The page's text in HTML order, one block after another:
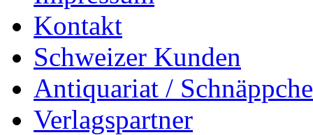
Kontakt
Schweizer Kunden
Antiquariat /
Verlagspartner